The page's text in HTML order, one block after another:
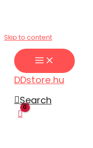
Skip to content
DDstore.hu
Search